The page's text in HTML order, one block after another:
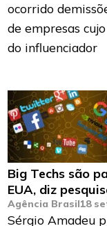
ocorrido
de empresas
do influenciador
Big Techs são
EUA, diz
Agência Brasil18
Sérgio Amadeu